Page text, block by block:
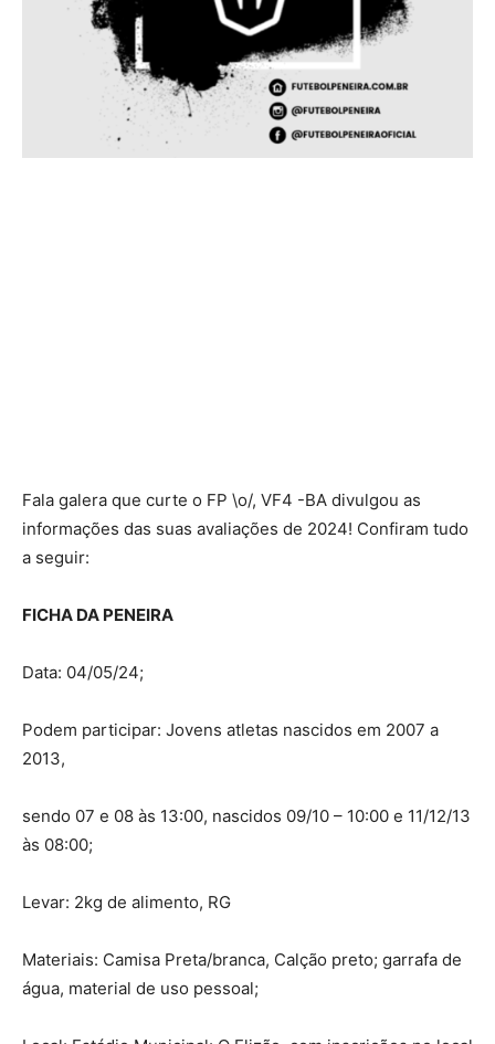
Fala galera que curte o FP \o/, VF4 -BA divulgou as
informações das suas avaliações de 2024! Confiram tudo
a seguir:
FICHA DA PENEIRA
Data: 04/05/24;
Podem participar: Jovens atletas nascidos em 2007 a
2013,
sendo 07 e 08 às 13:00, nascidos 09/10 – 10:00 e 11/12/13
às 08:00;
Levar: 2kg de alimento, RG
Materiais: Camisa Preta/branca, Calção preto; garrafa de
água, material de uso pessoal;